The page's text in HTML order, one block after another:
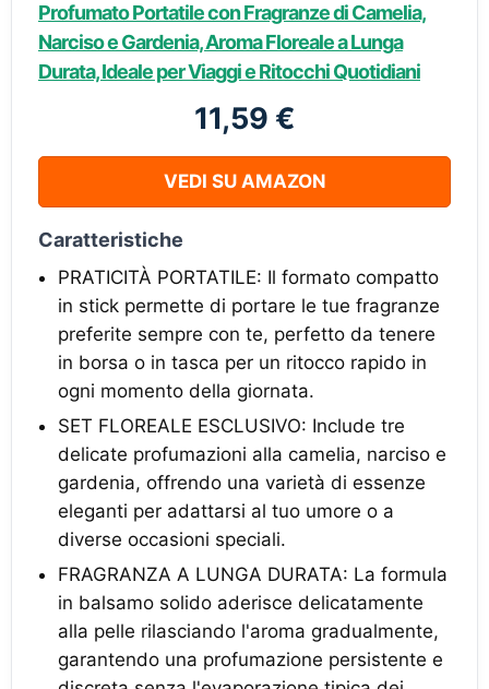
Profumato Portatile con Fragranze di Camelia,
Narciso e Gardenia, Aroma Floreale a Lunga
Durata, Ideale per Viaggi e Ritocchi Quotidiani
11,59 €
VEDI SU AMAZON
Caratteristiche
PRATICITÀ PORTATILE: Il formato compatto
in stick permette di portare le tue fragranze
preferite sempre con te, perfetto da tenere
in borsa o in tasca per un ritocco rapido in
ogni momento della giornata.
SET FLOREALE ESCLUSIVO: Include tre
delicate profumazioni alla camelia, narciso e
gardenia, offrendo una varietà di essenze
eleganti per adattarsi al tuo umore o a
diverse occasioni speciali.
FRAGRANZA A LUNGA DURATA: La formula
in balsamo solido aderisce delicatamente
alla pelle rilasciando l'aroma gradualmente,
garantendo una profumazione persistente e